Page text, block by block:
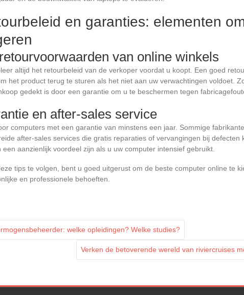
en garanties: elementen
van online winkels
altijd het retourbeleid van de verkoper voordat u koopt. Een goed
het product terug te sturen als het niet aan uw verwachtingen voldoet.
gedekt is door een garantie om u te beschermen tegen
en after-sales service
computers met een garantie van minstens een jaar. Sommige
after-sales services die gratis reparaties of vervangingen bij defecten
een aanzienlijk voordeel zijn als u uw computer intensief gebruikt.
tips te volgen, bent u goed uitgerust om de beste computer online te
en professionele behoeften.
welke opleidingen? Welke studies?
Verken de betoverende wereld van riviercruises